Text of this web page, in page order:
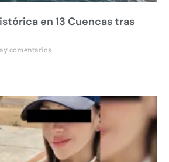
en 13 Cuencas tras
comentarios